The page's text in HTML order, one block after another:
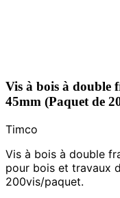
Vis à bois à double
45mm (Paquet de
Timco
Vis à bois à double
pour bois et travaux
200vis/paquet.